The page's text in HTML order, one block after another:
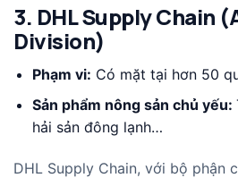
3. DHL Supply Chain
Division)
Phạm vi: Có mặt tại hơn 50
Sản phẩm nông sản chủ yếu:
hải sản đông lạnh…
DHL Supply Chain, với bộ phận